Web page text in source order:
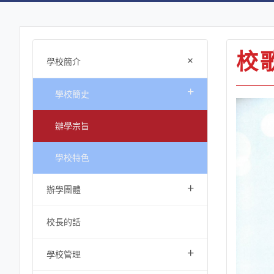
學校簡介 +
學校簡史 +
辦學宗旨
學校特色
辦學團體 +
校長的話
學校管理 +
校